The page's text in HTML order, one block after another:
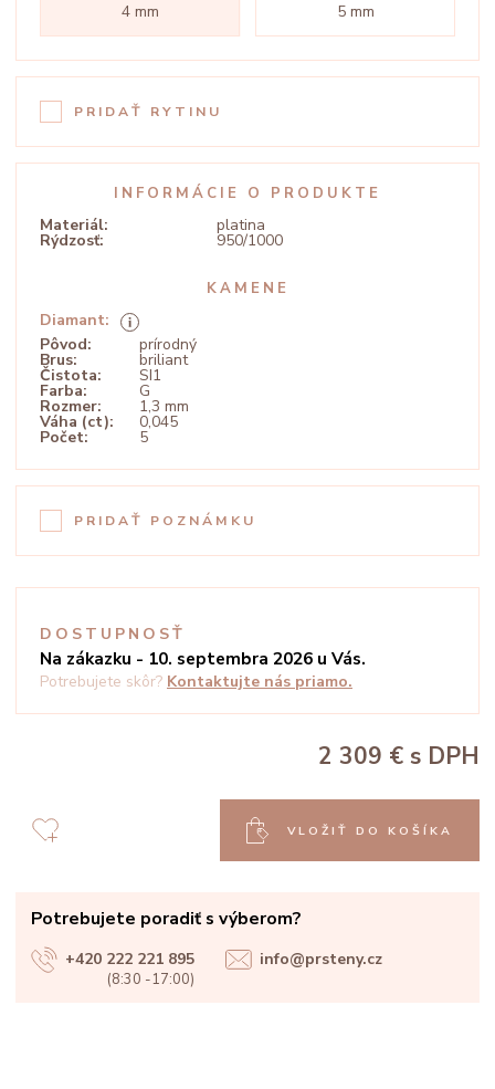
4 mm 5 mm
PRIDAŤ RYTINU
INFORMÁCIE O PRODUKTE
Materiál: platina
Rýdzosť: 950/1000
KAMENE
Diamant:
Pôvod:
prírodný
Brus: briliant
Čistota: SI1
Farba: G
Rozmer: 1,3 mm
Váha (ct): 0,045
Počet: 5
PRIDAŤ POZNÁMKU
DOSTUPNOSŤ
Na zákazku - 10. septembra 2026 u Vás.
Potrebujete skôr? Kontaktujte nás priamo.
2 309 € s DPH
VLOŽIŤ DO KOŠÍKA
Potrebujete poradiť s výberom?
+420 222 221 895
(8:30 -17:00)
info@prsteny.cz